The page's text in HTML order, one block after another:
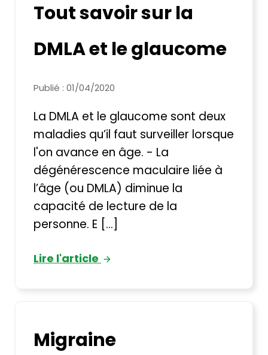
Tout savoir sur la
DMLA et le glaucome
Publié : 01/04/2020
La DMLA et le glaucome sont deux
maladies qu’il faut surveiller lorsque
l'on avance en âge. - La
dégénérescence maculaire liée à
l’âge (ou DMLA) diminue la
capacité de lecture de la
personne. E [...]
Lire l'article
Migraine